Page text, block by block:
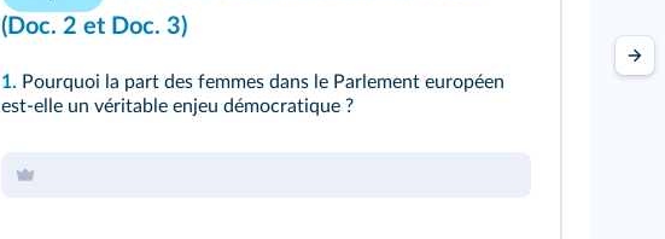
(Doc. 2 et Doc. 3)
1. Pourquoi la part des femmes dans le Parlement européen
est-elle un véritable enjeu démocratique ?